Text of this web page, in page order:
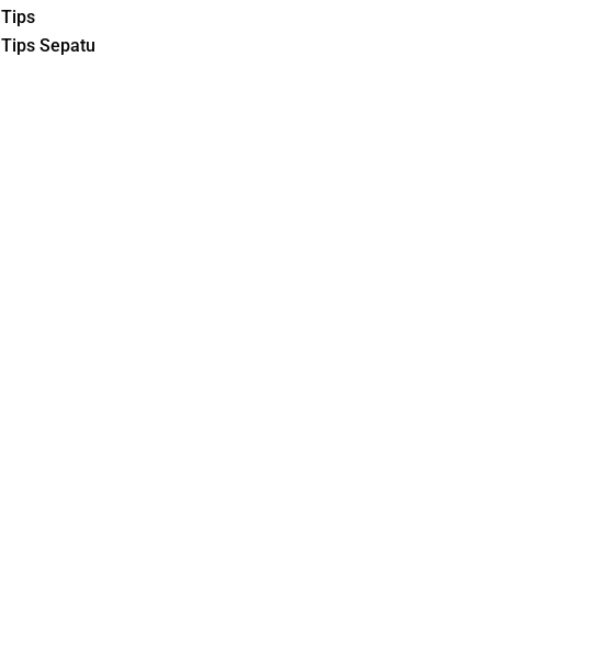
Tips
Tips Sepatu